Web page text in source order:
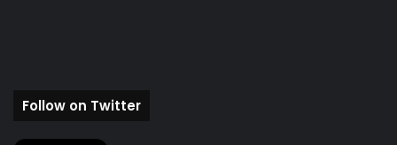
Follow on Twitter